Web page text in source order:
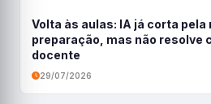
Volta às aulas: IA já corta
preparação, mas não resolve
docente
29/07/2026